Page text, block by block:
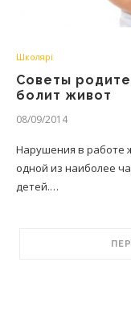
Школярі
Советы
болит живот
08/09/2014
Нарушения в работе
одной из наиболее
детей.…